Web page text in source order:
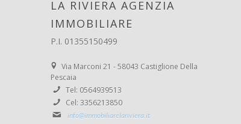
LA RIVIERA AGENZIA
IMMOBILIARE
P.I. 01355150499
Via Marconi 21 - 58043 Castiglione Della
Pescaia
Tel: 0564939513
Cel: 3356213850
info@immobiliarelariviera.it